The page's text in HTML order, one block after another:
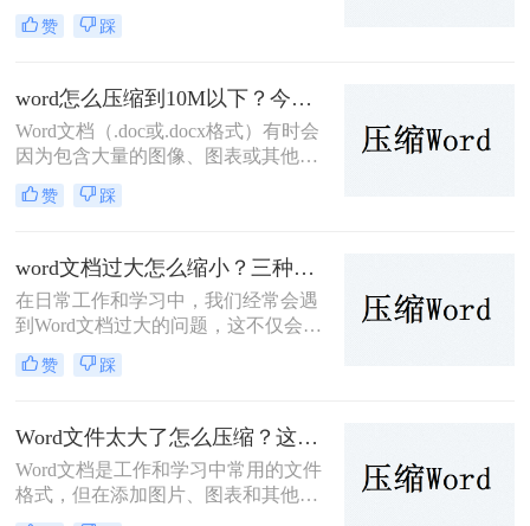
定大小以下的情况，比如10M。过大
的Word文档不仅占用存储空间，而且
么Word怎么压缩到10M以下呢？下
面，我们将介绍几种简单有效的方法
来压缩Word文档到10M以下。
赞 踩
word怎么压缩到10M以下？今天分享4个压缩方法！
Word文档（.doc或.docx格式）有时会
因为包含大量的图像、图表或其他多
媒体元素而变得非常大。为了便于通
过电子邮件发送或节省存储空间，您
word怎么压缩到10M以下呢？本文将
介绍几种常用的方法来压缩Word文
档。
赞 踩
word文档过大怎么缩小？三种值得收藏的压缩方法推荐给大家！
在日常工作和学习中，我们经常会遇
到Word文档过大的问题，这不仅会占
用大量的存储空间，而且在传输和共
享时也会带来诸多不便。那么word文
介绍几种方法来帮助你缩小Word文档
的大小。
赞 踩
Word文件太大了怎么压缩？这四个快速方法值得试试！
Word文档是工作和学习中常用的文件
格式，但在添加图片、图表和其他媒
体元素后，文件大小可能会迅速增